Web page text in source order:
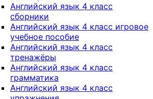
Английский язык 4 класс
сборники
Английский язык 4 класс игровое
учебное пособие
Английский язык 4 класс
тренажёры
Английский язык 4 класс
грамматика
Английский язык 4 класс